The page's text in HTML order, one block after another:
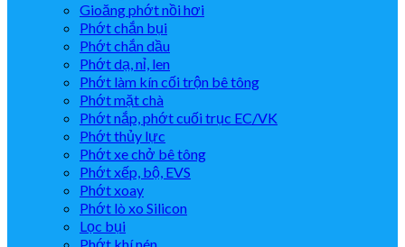
Gioăng phớt nồi hơi
Phớt chắn bụi
Phớt chắn dầu
Phớt dạ, nỉ, len
Phớt làm kín cối trộn bê tông
Phớt mặt chà
Phớt nắp, phớt cuối trục EC/VK
Phớt thủy lực
Phớt xe chở bê tông
Phớt xếp, bộ, EVS
Phớt xoay
Phớt lò xo Silicon
Lọc bụi